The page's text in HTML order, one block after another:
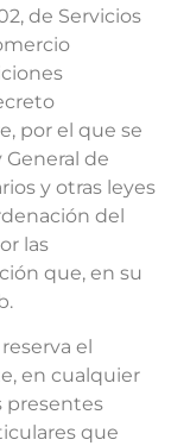
de Servicios
por el que se
de
y otras leyes
del
las
que, en su
el
en cualquier
presentes
que